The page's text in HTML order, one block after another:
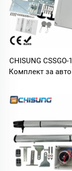
луксозни
CHISUNG CSSGO-
Комплект за
електромотор за
кг на крило,
вили и жилищни
двукрили люкови